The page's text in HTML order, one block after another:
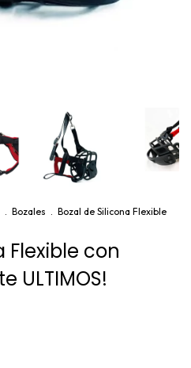
. Bozales . Bozal de Silicona Flexible
Flexible con
ULTIMOS!